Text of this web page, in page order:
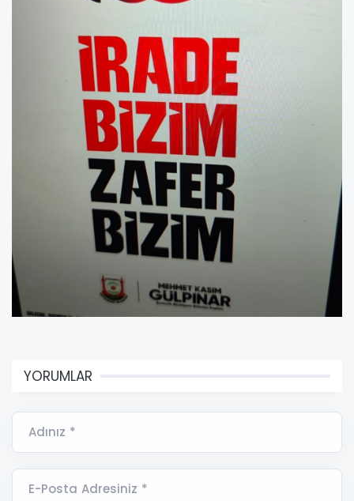
YORUMLAR
Adınız *
E-Posta Adresiniz *